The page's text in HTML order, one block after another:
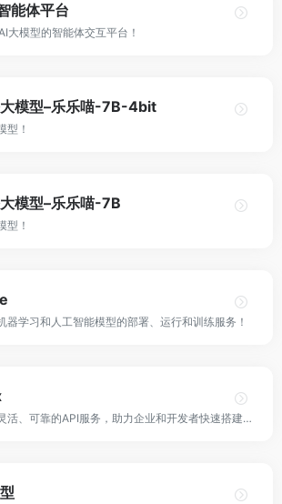
能体平台
大模型的智能体交互平台！
模型–乐乐喵-7B-4bit
型！
模型–乐乐喵-7B
型！
器学习和人工智能模型的部署、运行和训练服务！
提供安全、灵活、可靠的API服务，助力企业和开发者快速搭建AI应用！